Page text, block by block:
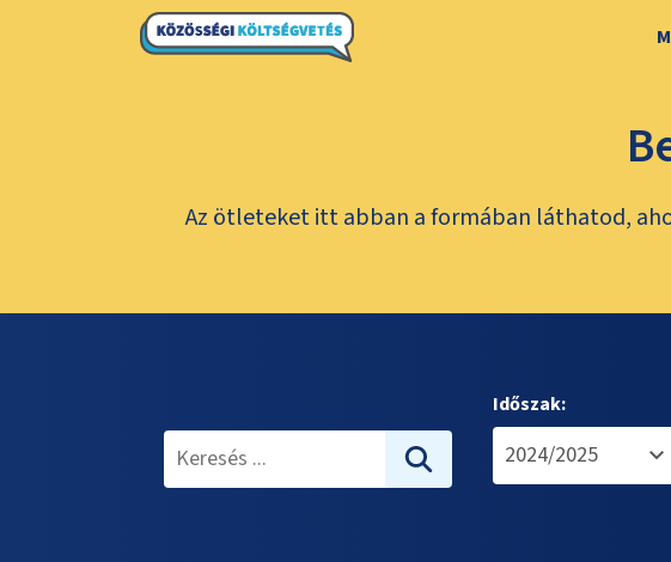
Az ötleteket itt abban a formában láthatod,
Időszak: